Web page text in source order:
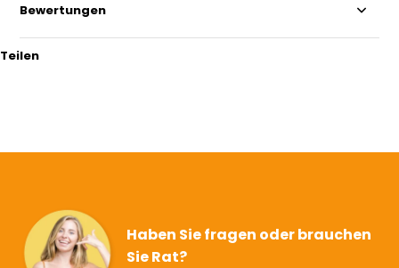
Bewertungen
Teilen
Haben Sie fragen oder brauchen
Sie Rat?